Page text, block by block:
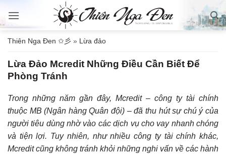
qua
dungThiên Nga Đen ✩彡 » Lừa đảo
Lừa Đảo Mcredit Những Điều Cần Biết Để
Phòng Tránh
Trong những năm gần đây, Mcredit – công ty tài chính
thuộc MB (Ngân hàng Quân đội) – đã thu hút sự chú ý của
người tiêu dùng nhờ vào các dịch vụ cho vay nhanh chóng
và tiện lợi. Tuy nhiên, như nhiều công ty tài chính khác,
Mcredit cũng không tránh khỏi những nghi vấn về các hành